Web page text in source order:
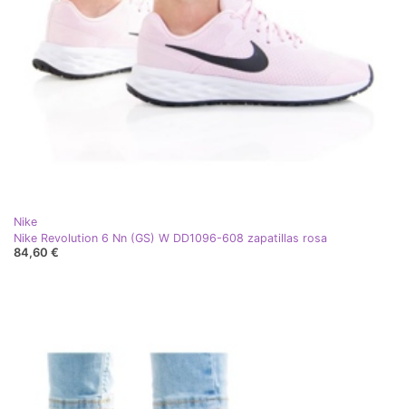
Nike
Nike Revolution 6 Nn (GS) W DD1096-608 zapatillas rosa
84,60 €